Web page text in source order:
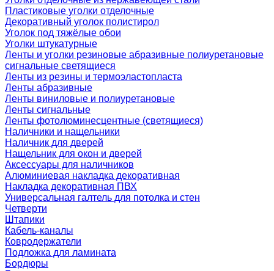
Пластиковые уголки отделочные
Декоративный уголок полистирол
Уголок под тяжёлые обои
Уголки штукатурные
Ленты и уголки резиновые абразивные полиуретановые
сигнальные светящиеся
Ленты из резины и термоэластопласта
Ленты абразивные
Ленты виниловые и полиуретановые
Ленты сигнальные
Ленты фотолюминесцентные (светящиеся)
Наличники и нащельники
Наличник для дверей
Нащельник для окон и дверей
Аксессуары для наличников
Алюминиевая накладка декоративная
Накладка декоративная ПВХ
Универсальная галтель для потолка и стен
Четверти
Штапики
Кабель-каналы
Ковродержатели
Подложка для ламината
Бордюры